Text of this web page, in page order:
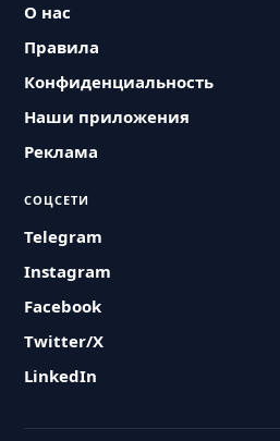
О нас
Правила
Конфиденциальность
Наши приложения
Реклама
СОЦСЕТИ
Telegram
Instagram
Facebook
Twitter/X
LinkedIn